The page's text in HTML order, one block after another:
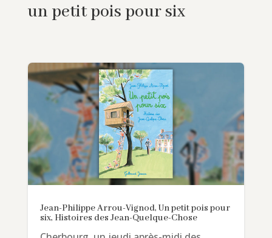
un petit pois pour six
Jean-Philippe Arrou-Vignod, Un petit pois pour
six, Histoires des Jean-Quelque-Chose